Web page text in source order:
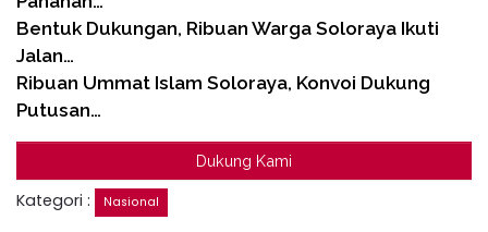
Bentuk Dukungan, Ribuan Warga Soloraya Ikuti
Jalan…
Ribuan Ummat Islam Soloraya, Konvoi Dukung
Putusan…
Dukung Kami
Kategori : Nasional